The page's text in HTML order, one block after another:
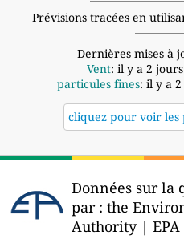
Prévisions tracées en
Dernières mises à
Vent: il y a 2 jours
particules fines: il y a
cliquez pour voir les
Données sur la
par : the
Authority |